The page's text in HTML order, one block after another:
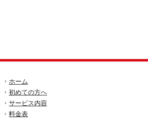
ホーム
初めての方へ
サービス内容
料金表